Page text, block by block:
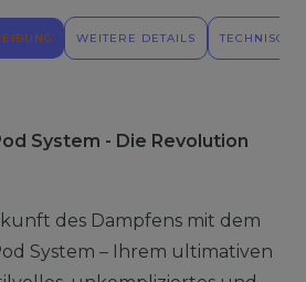
WEITERE DETAILS
System - Die Revolution
des Dampfens mit dem
System – Ihrem ultimativen